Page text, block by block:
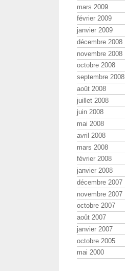
mars 2009
février 2009
janvier 2009
décembre 2008
novembre 2008
octobre 2008
septembre 2008
août 2008
juillet 2008
juin 2008
mai 2008
avril 2008
mars 2008
février 2008
janvier 2008
décembre 2007
novembre 2007
octobre 2007
août 2007
janvier 2007
octobre 2005
mai 2000